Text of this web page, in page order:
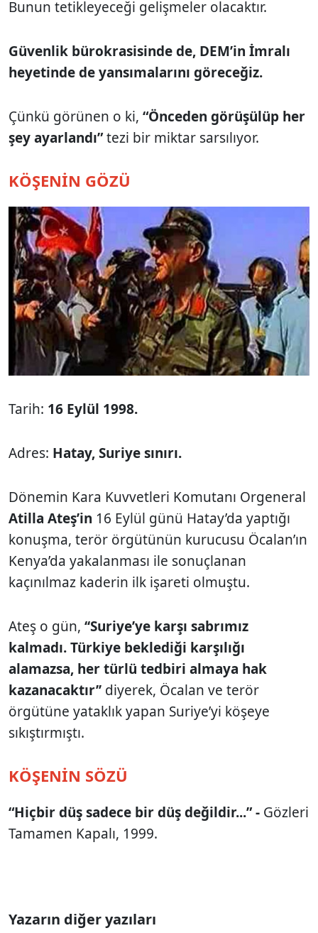
Bunun tetikleyeceği gelişmeler olacaktır.
Güvenlik bürokrasisinde de, DEM’in İmralı
heyetinde de yansımalarını göreceğiz.
Çünkü görünen o ki, “Önceden görüşülüp her
şey ayarlandı”tezi bir miktar sarsılıyor.
KÖŞENİN GÖZÜ
Tarih: 16 Eylül 1998.
Adres: Hatay, Suriye sınırı.
Dönemin Kara Kuvvetleri Komutanı Orgeneral
Atilla Ateş’in 16 Eylül günü Hatay’da yaptığı
konuşma, terör örgütünün kurucusu Öcalan’ın
Kenya’da yakalanması ile sonuçlanan
kaçınılmaz kaderin ilk işareti olmuştu.
Ateş o gün, ‘‘Suriye’ye karşı sabrımız
kalmadı. Türkiye beklediği karşılığı
alamazsa, her türlü tedbiri almaya hak
kazanacaktır’’ diyerek, Öcalan ve terör
örgütüne yataklık yapan Suriye’yi köşeye
sıkıştırmıştı.
KÖŞENİN SÖZÜ
“Hiçbir düş sadece bir düş değildir...” - Gözleri
Tamamen Kapalı, 1999.
Yazarın diğer yazıları